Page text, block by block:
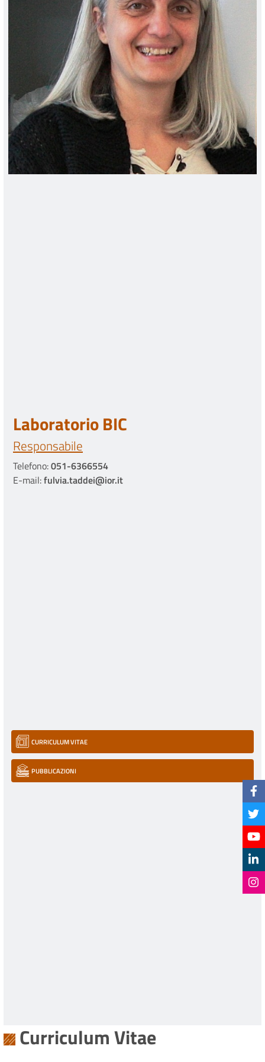
Laboratorio BIC
Responsabile
Telefono:051-6366554
E-mail:fulvia.taddei@ior.it
CURRICULUM VITAE
PUBBLICAZIONI
Curriculum Vitae